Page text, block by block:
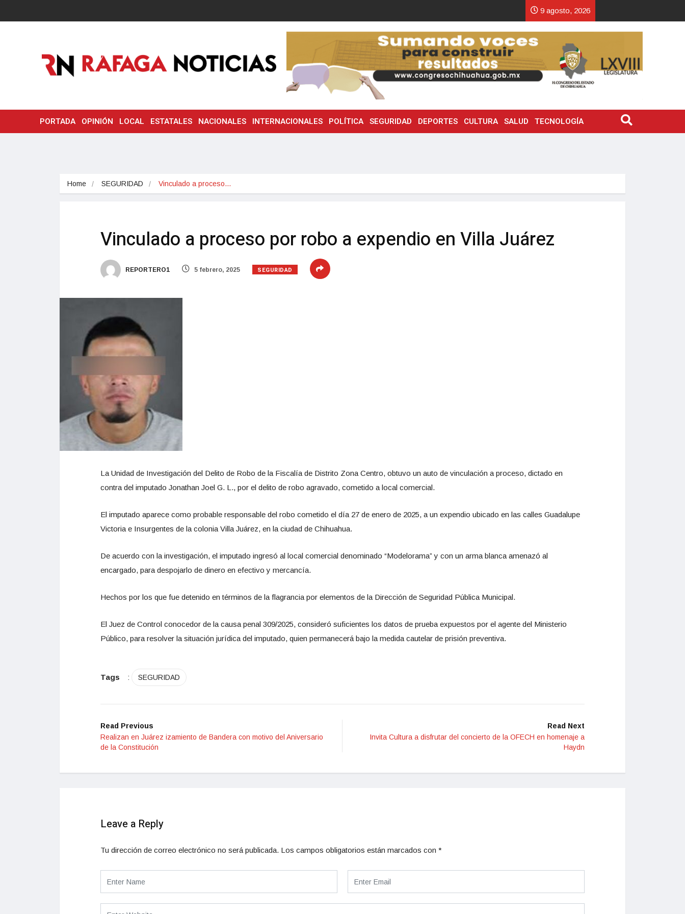
9 agosto, 2026
PORTADA OPINIÓN LOCAL ESTATALES NACIONALES INTERNACIONALES POLÍTICA SEGURIDAD DEPORTES CULTURA SALUD TECNOLOGÍA
Home SEGURIDAD Vinculado a proceso…
Vinculado a proceso por robo a expendio en Villa Juárez
REPORTERO1 5 febrero, 2025 SEGURIDAD
La Unidad de Investigación del Delito de Robo de la Fiscalía de Distrito Zona Centro, obtuvo un auto de vinculación a proceso, dictado en
contra del imputado Jonathan Joel G. L., por el delito de robo agravado, cometido a local comercial.
El imputado aparece como probable responsable del robo cometido el día 27 de enero de 2025, a un expendio ubicado en las calles Guadalupe
Victoria e Insurgentes de la colonia Villa Juárez, en la ciudad de Chihuahua.
De acuerdo con la investigación, el imputado ingresó al local comercial denominado “Modelorama” y con un arma blanca amenazó al
encargado, para despojarlo de dinero en efectivo y mercancía.
Hechos por los que fue detenido en términos de la flagrancia por elementos de la Dirección de Seguridad Pública Municipal.
El Juez de Control conocedor de la causa penal 309/2025, consideró suficientes los datos de prueba expuestos por el agente del Ministerio
Público, para resolver la situación jurídica del imputado, quien permanecerá bajo la medida cautelar de prisión preventiva.
Tags : SEGURIDAD
Read Previous
Realizan en Juárez izamiento de Bandera con motivo del Aniversario
de la Constitución
Read Next
Invita Cultura a disfrutar del concierto de la OFECH en homenaje a
Haydn
Leave a Reply
Tu dirección de correo electrónico no será publicada. Los campos obligatorios están marcados con *